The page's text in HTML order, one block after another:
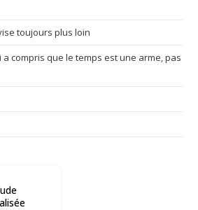
toujours plus loin
a compris que le temps est une arme, pas